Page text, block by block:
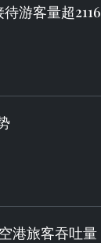
游客量超2116
港旅客吞吐量